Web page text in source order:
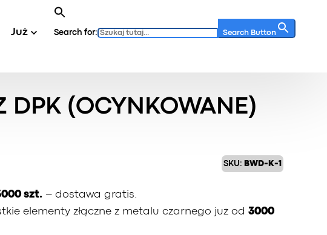
Już Search for: Search Button
DPK (OCYNKOWANE)
SKU: BWD-K-1
szt. – dostawa gratis.
elementy złączne z metalu czarnego już od 3000